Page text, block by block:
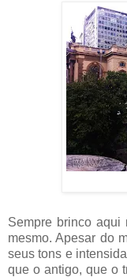
Sempre brinco aqui
mesmo. Apesar do
seus tons e
que o antigo, que o